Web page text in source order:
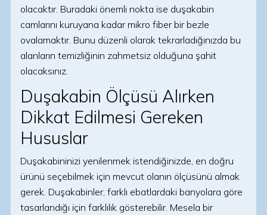
olacaktır. Buradaki önemli nokta ise duşakabin
camlarını kuruyana kadar mikro fiber bir bezle
ovalamaktır. Bunu düzenli olarak tekrarladığınızda bu
alanların temizliğinin zahmetsiz olduğuna şahit
olacaksınız.
Duşakabin Ölçüsü Alırken
Dikkat Edilmesi Gereken
Hususlar
Duşakabininizi yenilenmek istendiğinizde, en doğru
ürünü seçebilmek için mevcut olanın ölçüsünü almak
gerek. Duşakabinler, farklı ebatlardaki banyolara göre
tasarlandığı için farklılık gösterebilir. Mesela bir